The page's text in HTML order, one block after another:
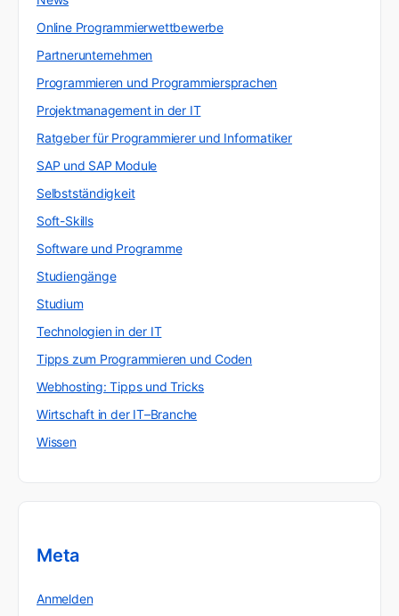
Online Programmierwettbewerbe
Partnerunternehmen
Programmieren und Programmiersprachen
Projektmanagement in der IT
Ratgeber für Programmierer und Informatiker
SAP und SAP Module
Selbstständigkeit
Soft-Skills
Software und Programme
Studiengänge
Studium
Technologien in der IT
Tipps zum Programmieren und Coden
Webhosting: Tipps und Tricks
Wirtschaft in der IT–Branche
Wissen
Meta
Anmelden